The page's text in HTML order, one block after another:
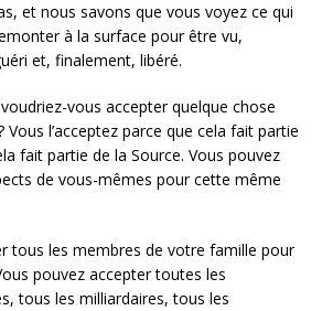
et nous savons que vous voyez ce qui
à la surface pour être vu,
et, finalement, libéré.
vous accepter quelque chose
Vous l’acceptez parce que cela fait partie
fait partie de la Source. Vous pouvez
de vous-mêmes pour cette même
tous les membres de votre famille pour
pouvez accepter toutes les
tous les milliardaires, tous les